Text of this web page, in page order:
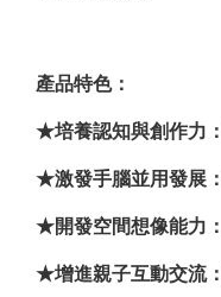
產品特色：
★培養認知與創作力
★激發手腦並用發展
★開發空間想像能力
​★增進親子互動交流